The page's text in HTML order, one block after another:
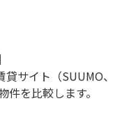
貸サイト（SUUMO、
を比較します。